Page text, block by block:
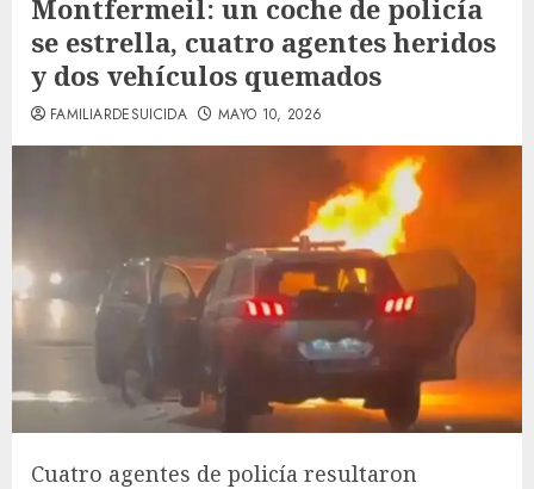
Montfermeil: un coche de policía
se estrella, cuatro agentes heridos
y dos vehículos quemados
FAMILIARDESUICIDA MAYO 10, 2026
Cuatro agentes de policía resultaron